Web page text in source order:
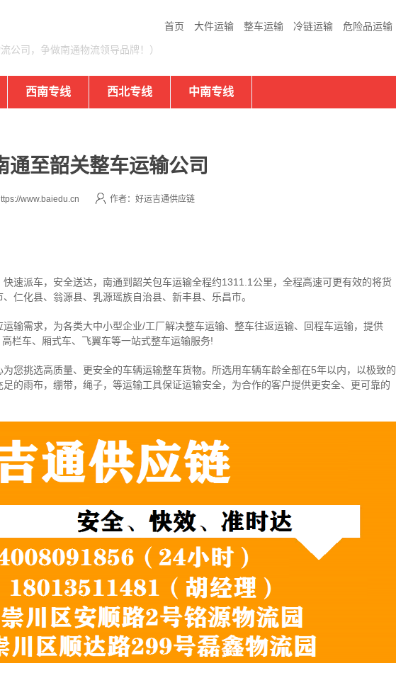
首页 大件运输 整车运输 冷链运输 危险品运输
公司，争做南通物流领导品牌！）
西南专线 西北专线 中南专线
至韶关整车运输公司
www.baiedu.cn 作者：好运吉通供应链
速派车，安全送达，南通到韶关包车运输全程约1311.1公里，全程高速可更有效的将货
仁化县、翁源县、乳源瑶族自治县、新丰县、乐昌市。
输需求，为各类大中小型企业/工厂解决整车运输、整车往返运输、回程车运输， 提供
栏车、厢式车、飞翼车等一站式整车运输服务!
您挑选高质量、更安全的车辆运输整车货物。所选用车辆车龄全部在5年以内，以极致的
的雨布，绷带，绳子，等运输工具保证运输安全，为合作的客户提供更安全、更可靠的